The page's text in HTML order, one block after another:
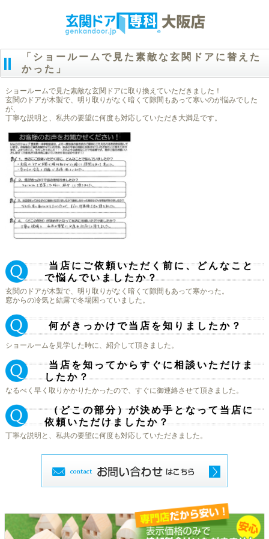
「ショールームで見た素敵な玄関ドアに替えた
かった」
ショールームで見た素敵な玄関ドアに取り換えていただきました！
玄関のドアが木製で、明り取りがなく暗くて隙間もあって寒いのが悩みでした
が、
丁寧な説明と、私共の要望に何度も対応していただき大満足です。
当店にご依頼いただく前に、どんなこと
で悩んでいましたか？
玄関のドアが木製で、明り取りがなく暗くて隙間もあって寒かった。
窓からの冷気と結露で冬場困っていました。
何がきっかけで当店を知りましたか？
ショールームを見学した時に、紹介して頂きました。
当店を知ってからすぐに相談いただけま
したか？
なるべく早く取りかかりたかったので、すぐに御連絡させて頂きました。
（どこの部分）が決め手となって当店に
依頼いただけましたか？
丁寧な説明と、私共の要望に何度も対応していただきました。